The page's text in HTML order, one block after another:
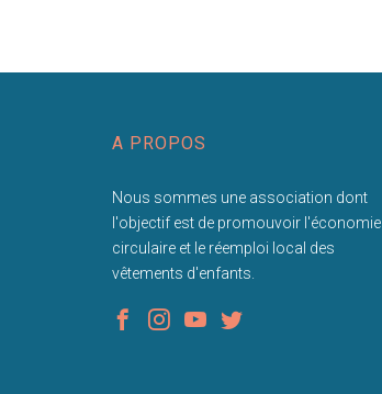
A PROPOS
Nous sommes une association dont
l'objectif est de promouvoir l'économie
circulaire et le réemploi local des
vêtements d'enfants.